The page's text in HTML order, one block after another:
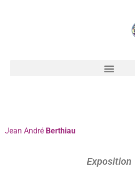
Jean André Berthiau
Exposition